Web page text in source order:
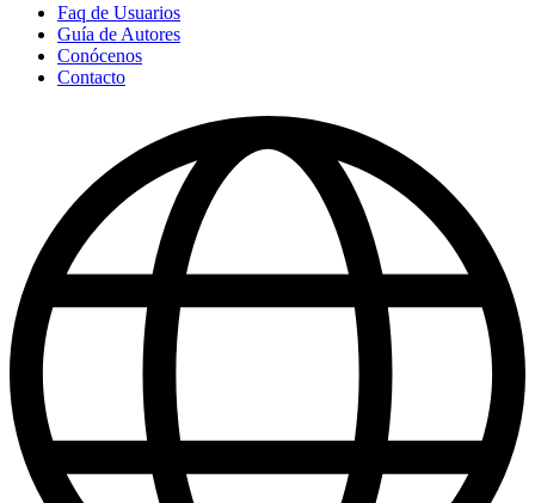
Faq de Usuarios
Guía de Autores
Conócenos
Contacto